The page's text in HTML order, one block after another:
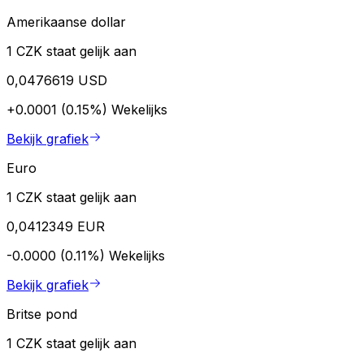
Amerikaanse dollar
1 CZK staat gelijk aan
0,0476619 USD
+0.0001 (0.15%) Wekelijks
Bekijk grafiek
Euro
1 CZK staat gelijk aan
0,0412349 EUR
-0.0000 (0.11%) Wekelijks
Bekijk grafiek
Britse pond
1 CZK staat gelijk aan